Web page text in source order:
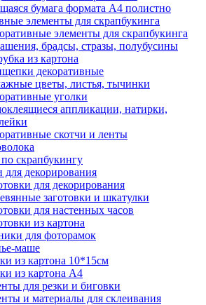
бумага формата А4 полистно
элементы для скрапбукинга
элементы для скрапбукинга
брадсы, стразы, полубусины
из картона
декоративные
цветы, листья, тычинки
уголки
аппликации, натирки,
скотчи и ленты
скрапбукингу
для декорирования
для декорирования
заготовки и шкатулки
для настенных часов
из картона
для фоторамок
маше
из картона 10*15см
из картона А4
для резки и биговки
и материалы для склеивания